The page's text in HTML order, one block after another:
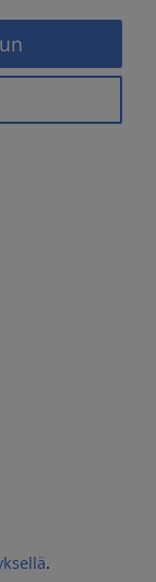
.